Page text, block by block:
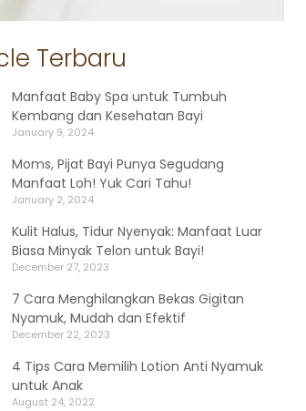
Terbaru
Manfaat Baby Spa untuk Tumbuh
Kembang dan Kesehatan Bayi
January 9, 2024
Moms, Pijat Bayi Punya Segudang
Manfaat Loh! Yuk Cari Tahu!
January 2, 2024
Kulit Halus, Tidur Nyenyak: Manfaat Luar
Biasa Minyak Telon untuk Bayi!
December 27, 2023
7 Cara Menghilangkan Bekas Gigitan
Nyamuk, Mudah dan Efektif
December 22, 2023
4 Tips Cara Memilih Lotion Anti Nyamuk
untuk Anak
August 24, 2022